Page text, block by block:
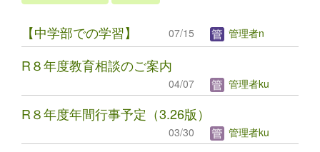
【中学部での学習】 07/15 管理者n
R８年度教育相談のご案内
04/07 管理者ku
R８年度年間行事予定（3.26版）
03/30 管理者ku